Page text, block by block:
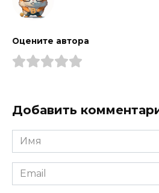
Оцените автора
Добавить
Имя
*
Email
*